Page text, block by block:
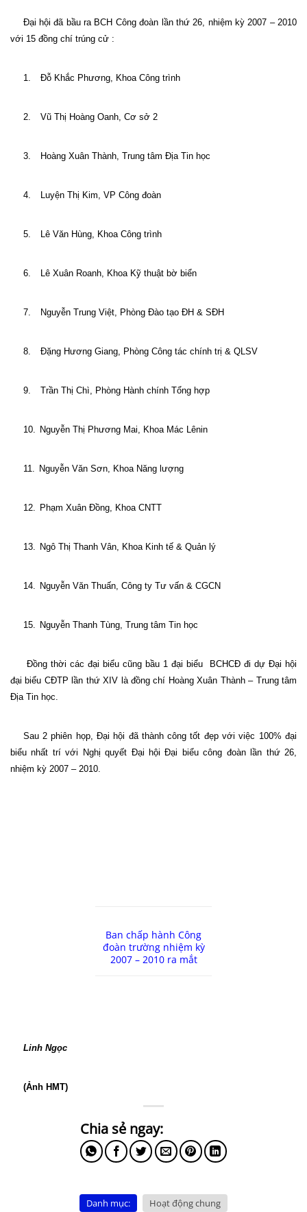
Đại hội đã bầu ra BCH Công đoàn lần thứ 26, nhiệm kỳ 2007 – 2010
với 15 đồng chí trúng cử :
1. Đỗ Khắc Phương, Khoa Công trình
2. Vũ Thị Hoàng Oanh, Cơ sở 2
3. Hoàng Xuân Thành, Trung tâm Địa Tin học
4. Luyện Thị Kim, VP Công đoàn
5. Lê Văn Hùng, Khoa Công trình
6. Lê Xuân Roanh, Khoa Kỹ thuật bờ biển
7. Nguyễn Trung Việt, Phòng Đào tạo ĐH & SĐH
8. Đặng Hương Giang, Phòng Công tác chính trị & QLSV
9. Trần Thị Chì, Phòng Hành chính Tổng hợp
10. Nguyễn Thị Phương Mai, Khoa Mác Lênin
11. Nguyễn Văn Sơn, Khoa Năng lượng
12. Phạm Xuân Đồng, Khoa CNTT
13. Ngô Thị Thanh Vân, Khoa Kinh tế & Quản lý
14. Nguyễn Văn Thuấn, Công ty Tư vấn & CGCN
15. Nguyễn Thanh Tùng, Trung tâm Tin học
Đồng thời các đại biểu cũng bầu 1 đại biểu BCHCĐ đi dự Đại hội
đại biểu CĐTP lần thứ XIV là đồng chí Hoàng Xuân Thành – Trung tâm
Địa Tin học.
Sau 2 phiên họp, Đại hội đã thành công tốt đẹp với việc 100% đại
biểu nhất trí với Nghị quyết Đại hội Đại biểu công đoàn lần thứ 26,
nhiệm kỳ 2007 – 2010.
Ban chấp hành Công
đoàn trường nhiệm kỳ
2007 – 2010 ra mắt
Linh Ngọc
(Ảnh HMT)
Danh mục: Hoạt động chung